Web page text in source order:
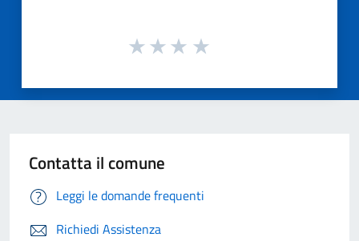
Contatta il comune
Leggi le domande frequenti
Richiedi Assistenza